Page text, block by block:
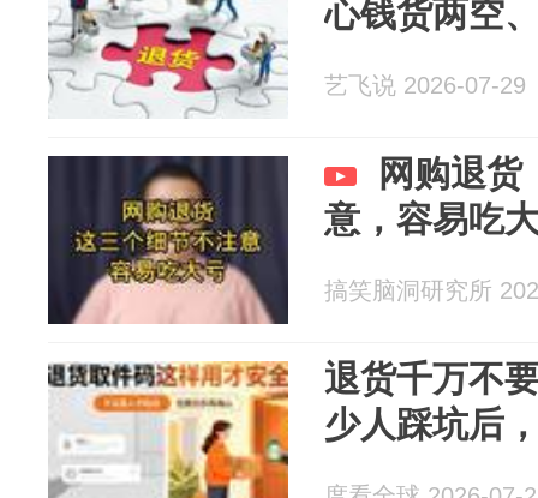
心钱货两空
艺飞说 2026-07-29
网购退货
意，容易吃
搞笑脑洞研究所
退货千万不
少人踩坑后